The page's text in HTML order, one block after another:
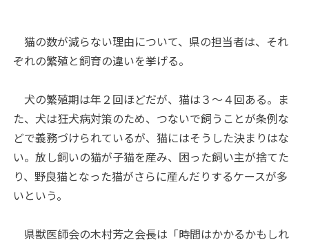
猫の数が減らない理由について、県の担当者は、それ
ぞれの繁殖と飼育の違いを挙げる。
犬の繁殖期は年２回ほどだが、猫は３～４回ある。ま
た、犬は狂犬病対策のため、つないで飼うことが条例な
どで義務づけられているが、猫にはそうした決まりはな
い。放し飼いの猫が子猫を産み、困った飼い主が捨てた
り、野良猫となった猫がさらに産んだりするケースが多
いという。
県獣医師会の木村芳之会長は「時間はかかるかもしれ